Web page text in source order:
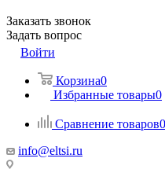
Заказать звонок
Задать вопрос
Войти
Корзина0
Избранные товары0
Сравнение товаров0
info@eltsi.ru